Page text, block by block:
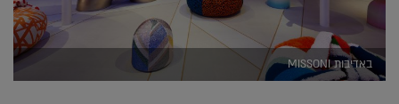
באדיבות MISSONI